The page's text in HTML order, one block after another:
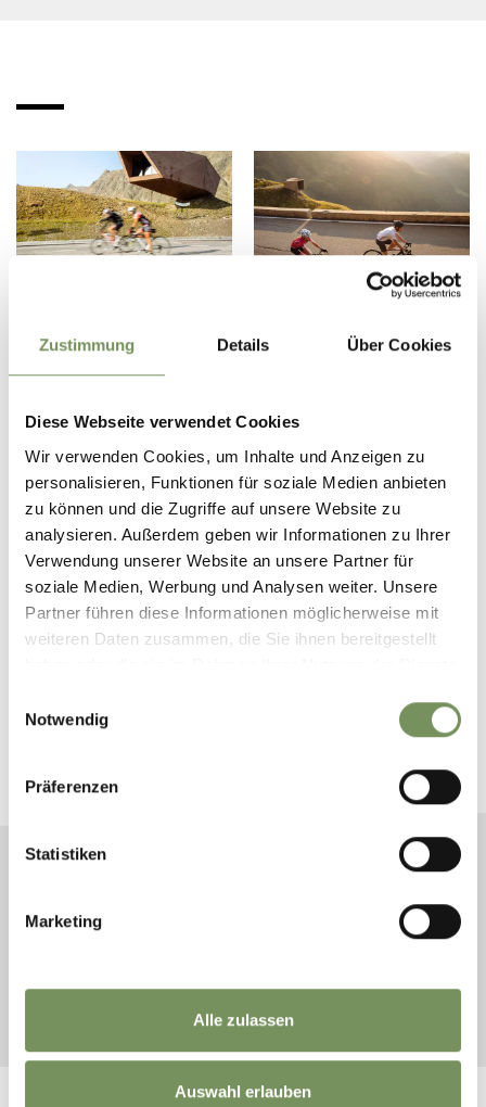
Zustimmung Details Über Cookies
Diese Webseite verwendet Cookies
Wir verwenden Cookies, um Inhalte und Anzeigen zu
personalisieren, Funktionen für soziale Medien anbieten
zu können und die Zugriffe auf unsere Website zu
analysieren. Außerdem geben wir Informationen zu Ihrer
Verwendung unserer Website an unsere Partner für
soziale Medien, Werbung und Analysen weiter. Unsere
Partner führen diese Informationen möglicherweise mit
weiteren Daten zusammen, die Sie ihnen bereitgestellt
Notwendig
Präferenzen
Statistiken
Marketing
Alle zulassen
Auswahl erlauben
VACANZE IN VAL
PRENOTA LA TUA VACANZA
NELLA VAL PASSIRIA
PARTENZA